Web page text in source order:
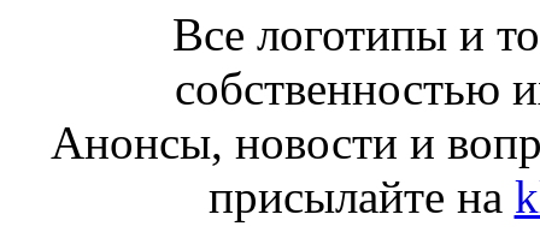
Все логотипы и
собственностью
Анонсы, новости и
присылайте на